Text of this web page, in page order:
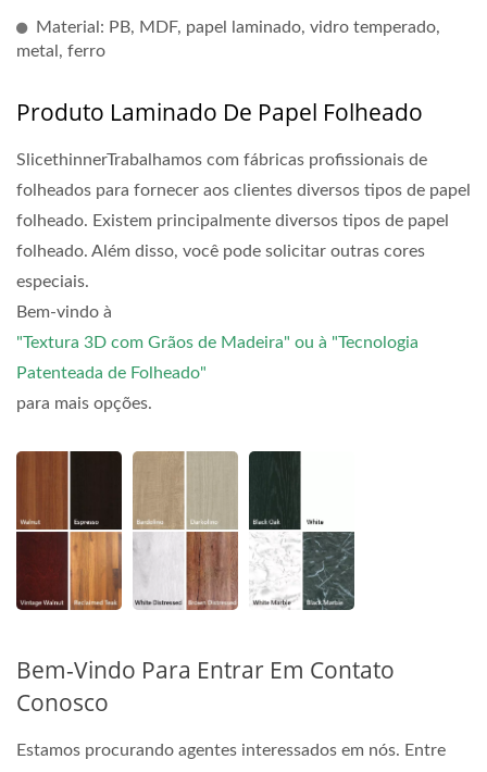
Material: PB, MDF, papel laminado, vidro temperado,
metal, ferro
Produto Laminado De Papel Folheado
SlicethinnerTrabalhamos com fábricas profissionais de
folheados para fornecer aos clientes diversos tipos de papel
folheado. Existem principalmente diversos tipos de papel
folheado. Além disso, você pode solicitar outras cores
especiais.
Bem-vindo à
"Textura 3D com Grãos de Madeira" ou à "Tecnologia
Patenteada de Folheado"
para mais opções.
Bem-Vindo Para Entrar Em Contato
Conosco
Estamos procurando agentes interessados em nós. Entre